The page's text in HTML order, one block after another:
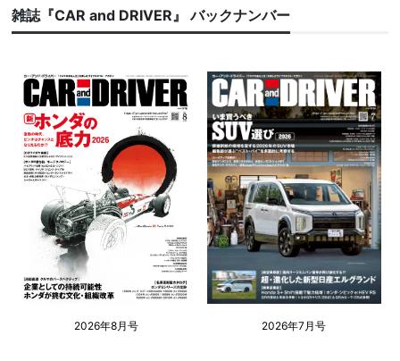
雑誌『CAR and DRIVER』 バックナンバー
2026年8月号 2026年7月号